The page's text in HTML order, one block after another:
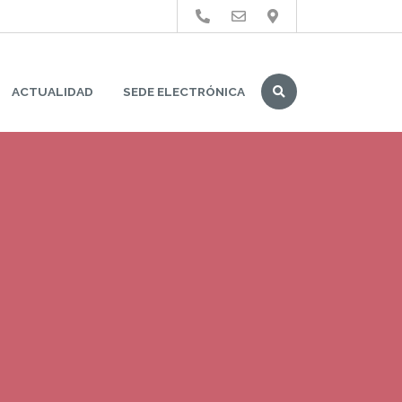
ACTUALIDAD SEDE ELECTRÓNICA
Buscar